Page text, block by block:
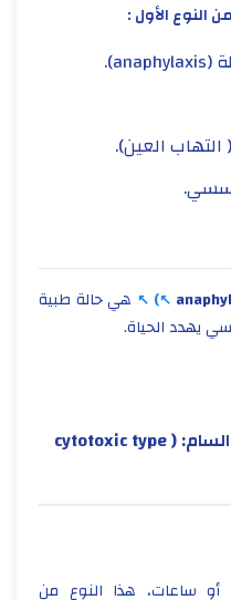
النوع الأول :
(
anaphylaxis
).
العين).
)
هي حالة طبية
يهدد الحياة.
( cytotoxic type
ساعات، هذا النوع من